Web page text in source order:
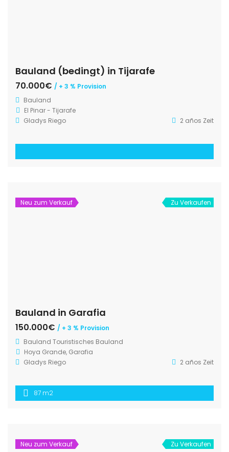
Bauland (bedingt) in Tijarafe
70.000€ / + 3 % Provision
Bauland
El Pinar - Tijarafe
Gladys Riego
2 años Zeit
Neu zum Verkauf Zu Verkaufen
Bauland in Garafia
150.000€ / + 3 % Provision
Bauland Touristisches Bauland
Hoya Grande, Garafia
Gladys Riego
2 años Zeit
87 m2
Neu zum Verkauf Zu Verkaufen